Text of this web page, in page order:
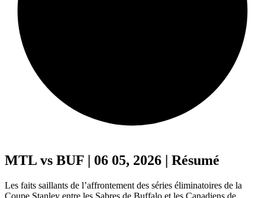
MTL vs BUF | 06 05, 2026 | Résumé
Les faits saillants de l’affrontement des séries éliminatoires de la
Coupe Stanley entre les Sabres de Buffalo et les Canadiens de